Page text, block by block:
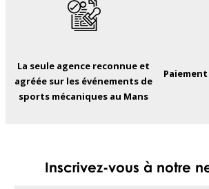
La seule agence reconnue et
agréée sur les événements de
sports mécaniques au Mans
Paiement
Inscrivez-vous à notre